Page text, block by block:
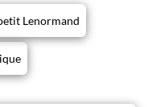
Lenormand